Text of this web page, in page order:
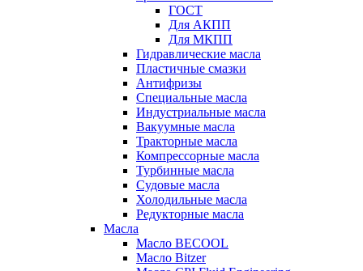
ГОСТ
Для АКПП
Для МКПП
Гидравлические масла
Пластичные смазки
Антифризы
Специальные масла
Индустриальные масла
Вакуумные масла
Тракторные масла
Компрессорные масла
Турбинные масла
Судовые масла
Холодильные масла
Редукторные масла
Масла
Масло BECOOL
Масло Bitzer